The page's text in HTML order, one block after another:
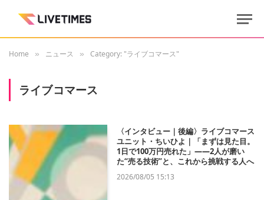
Home » ニュース » Category: "ライブコマース"
ライブコマース
〈インタビュー｜後編〉ライブコマース
ユニット・ちいひよ｜「まずは見た目。
1日で100万円売れた」——2人が磨い
た“売る技術”と、これから挑戦する人へ
2026/08/05 15:13